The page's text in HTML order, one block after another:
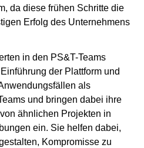
da diese frühen Schritte die
Erfolg des Unternehmens
in den PS&T-Teams
der Plattform und
als
und bringen dabei ihre
ähnlichen Projekten in
ein. Sie helfen dabei,
Kompromisse zu